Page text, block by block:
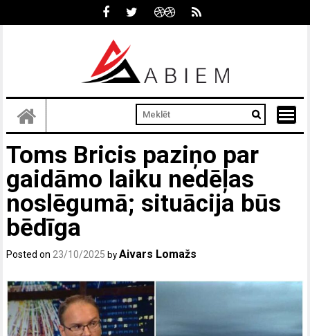
Toms Bricis paziņo par
gaidāmo laiku nedēļas
noslēgumā; situācija būs
bēdīga
Posted on23/10/2025 byAivars Lomažs